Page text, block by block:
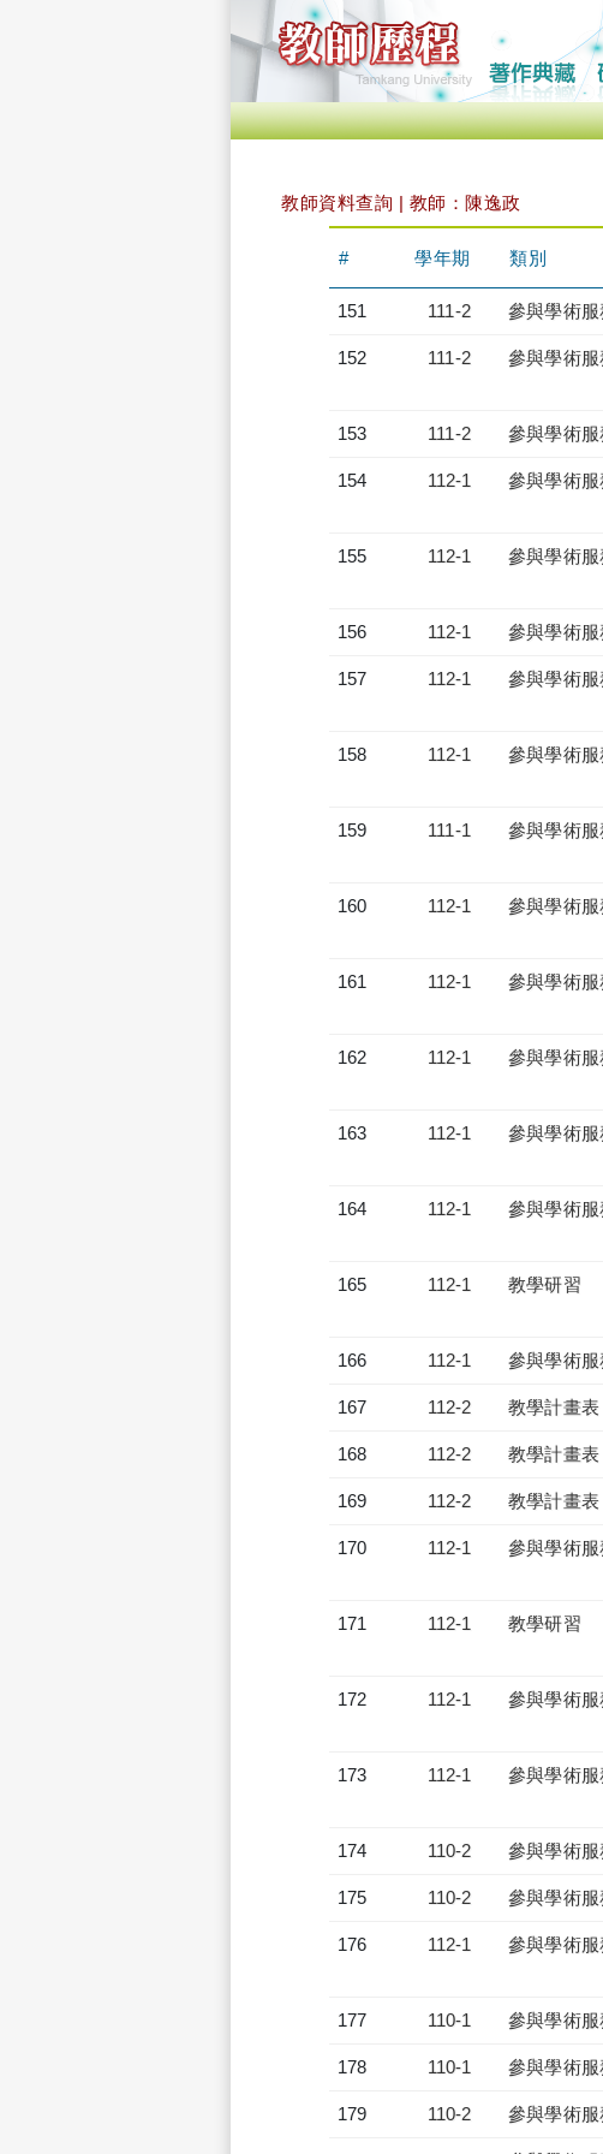
教師資料查詢 | 教師：陳逸政
# 學年期 類別
151 111-2 參與學術服
152 111-2 參與學術服
153 111-2 參與學術服
154 112-1 參與學術服
155 112-1 參與學術服
156 112-1 參與學術服
157 112-1 參與學術服
158 112-1 參與學術服
159 111-1 參與學術服
160 112-1 參與學術服
161 112-1 參與學術服
162 112-1 參與學術服
163 112-1 參與學術服
164 112-1 參與學術服
165 112-1 教學研習
166 112-1 參與學術服
167 112-2 教學計畫表
168 112-2 教學計畫表
169 112-2 教學計畫表
170 112-1 參與學術服
171 112-1 教學研習
172 112-1 參與學術服
173 112-1 參與學術服
174 110-2 參與學術服
175 110-2 參與學術服
176 112-1 參與學術服
177 110-1 參與學術服
178 110-1 參與學術服
179 110-2 參與學術服